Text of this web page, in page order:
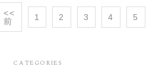
<<
前
1 2 3 4 5
CATEGORIES